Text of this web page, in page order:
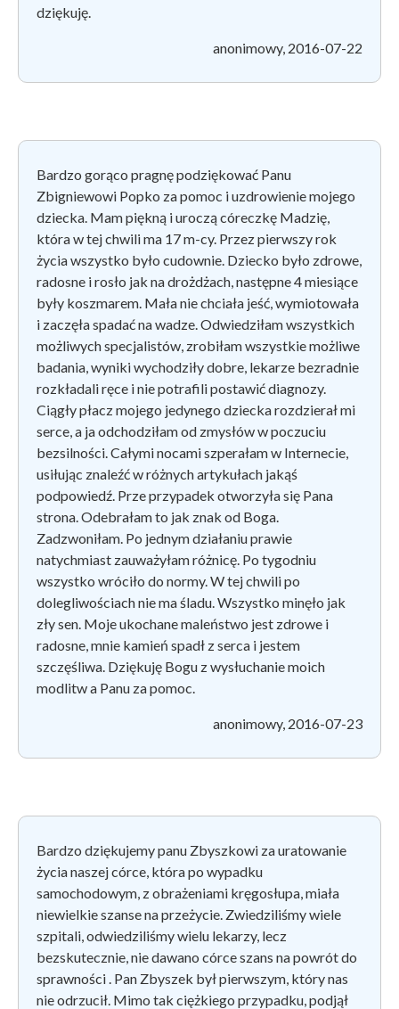
dziękuję.
anonimowy, 2016-07-22
Bardzo gorąco pragnę podziękować Panu
Zbigniewowi Popko za pomoc i uzdrowienie mojego
dziecka. Mam piękną i uroczą córeczkę Madzię,
która w tej chwili ma 17 m-cy. Przez pierwszy rok
życia wszystko było cudownie. Dziecko było zdrowe,
radosne i rosło jak na drożdżach, następne 4 miesiące
były koszmarem. Mała nie chciała jeść, wymiotowała
i zaczęła spadać na wadze. Odwiedziłam wszystkich
możliwych specjalistów, zrobiłam wszystkie możliwe
badania, wyniki wychodziły dobre, lekarze bezradnie
rozkładali ręce i nie potrafili postawić diagnozy.
Ciągły płacz mojego jedynego dziecka rozdzierał mi
serce, a ja odchodziłam od zmysłów w poczuciu
bezsilności. Całymi nocami szperałam w Internecie,
usiłując znaleźć w różnych artykułach jakąś
podpowiedź. Prze przypadek otworzyła się Pana
strona. Odebrałam to jak znak od Boga.
Zadzwoniłam. Po jednym działaniu prawie
natychmiast zauważyłam różnicę. Po tygodniu
wszystko wróciło do normy. W tej chwili po
dolegliwościach nie ma śladu. Wszystko minęło jak
zły sen. Moje ukochane maleństwo jest zdrowe i
radosne, mnie kamień spadł z serca i jestem
szczęśliwa. Dziękuję Bogu z wysłuchanie moich
modlitw a Panu za pomoc.
anonimowy, 2016-07-23
Bardzo dziękujemy panu Zbyszkowi za uratowanie
życia naszej córce, która po wypadku
samochodowym, z obrażeniami kręgosłupa, miała
niewielkie szanse na przeżycie. Zwiedziliśmy wiele
szpitali, odwiedziliśmy wielu lekarzy, lecz
bezskutecznie, nie dawano córce szans na powrót do
sprawności . Pan Zbyszek był pierwszym, który nas
nie odrzucił. Mimo tak ciężkiego przypadku, podjął